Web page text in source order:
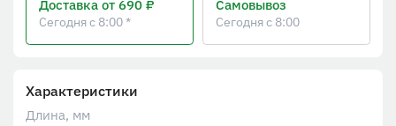
Характеристики
Длина, мм
Доставка от 690 ₽
Сегодня с 8:00 *
Самовывоз
Сегодня с 8:00